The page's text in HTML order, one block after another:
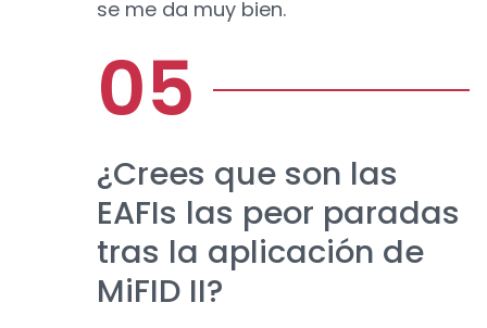
se me da muy bien.
¿Crees que son las
EAFIs las peor paradas
tras la aplicación de
MiFID II?